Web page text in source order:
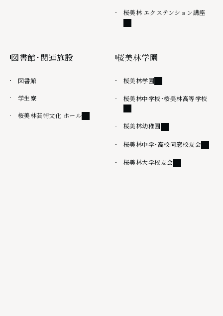
桜美林 エクステンション講座外部
図書館・関連施設
図書館
学生寮
桜美林芸術文化 ホール外部リンク
桜美林学園
桜美林学園外部リンク
桜美林中学校・桜美林高等学校外部
桜美林幼稚園外部リンク
桜美林中学・高校同窓校友会外部リ
桜美林大学校友会外部リンク